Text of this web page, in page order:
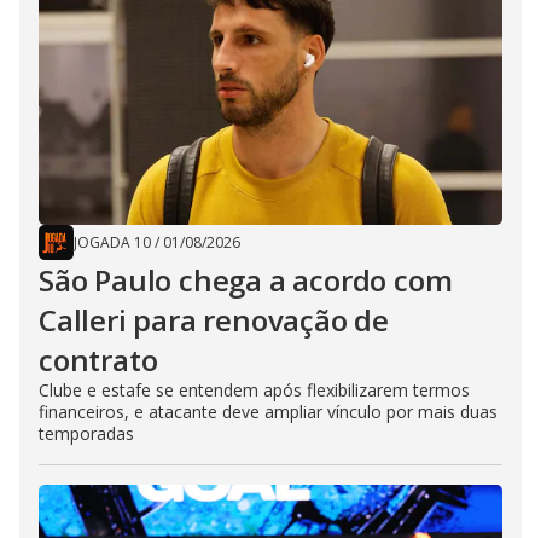
JOGADA 10/ 01/08/2026
São Paulo chega a acordo com
Calleri para renovação de
contrato
Clube e estafe se entendem após flexibilizarem termos
financeiros, e atacante deve ampliar vínculo por mais duas
temporadas